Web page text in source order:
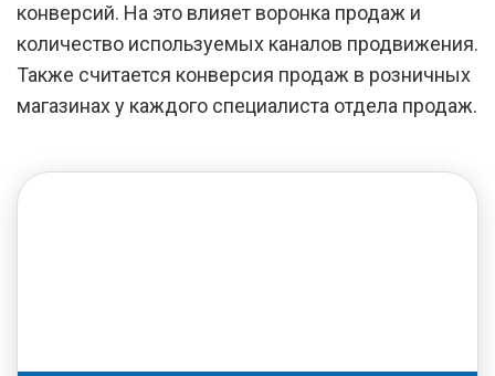
конверсий. На это влияет воронка продаж и
количество используемых каналов продвижения.
Также считается конверсия продаж в розничных
магазинах у каждого специалиста отдела продаж.